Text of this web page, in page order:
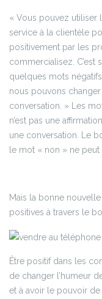
« Vous pouvez utiliser
service à la clientèle
positivement par les
commercialisez. C’est
quelques mots
nous pouvons
conversation. » Les
n’est pas une
une conversation. Le
le mot « non » ne peut
Mais la bonne
positives à travers le
Être positif dans les
de changer l’humeur
et à avoir le pouvoir